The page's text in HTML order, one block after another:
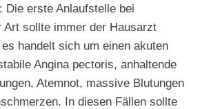
Die erste Anlaufstelle bei
Art sollte immer der Hausarzt
handelt sich um einen akuten
Angina pectoris, anhaltende
Atemnot, massive Blutungen
In diesen Fällen sollte